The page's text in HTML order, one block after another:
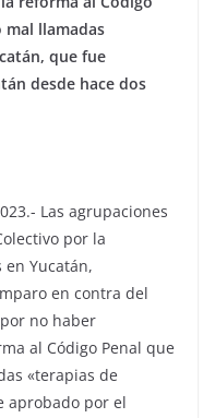
mal llamadas
que fue
desde hace dos
Las agrupaciones
por la
en Yucatán,
en contra del
no haber
al Código Penal que
«terapias de
aprobado por el